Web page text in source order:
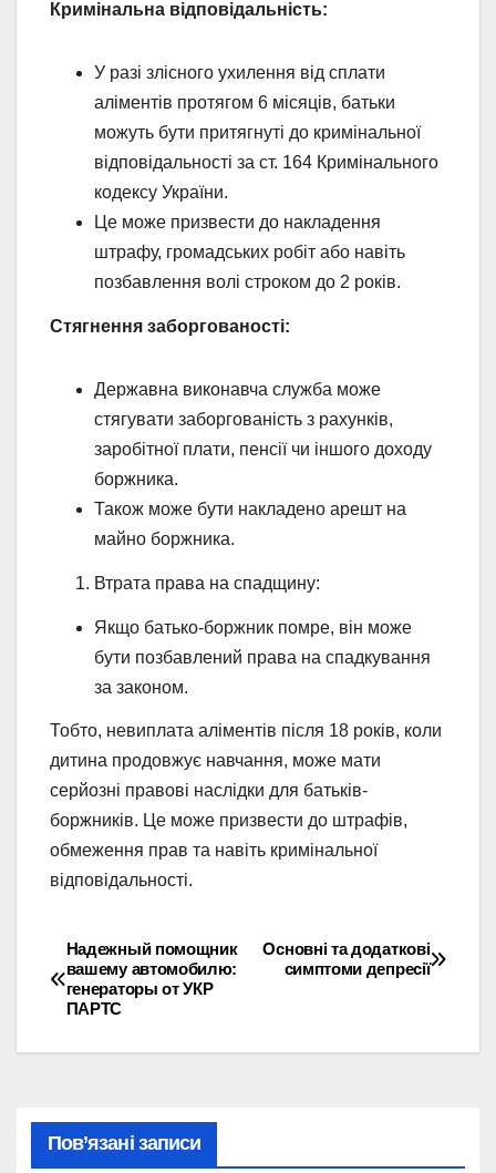
Кримінальна відповідальність:
У разі злісного ухилення від сплати
аліментів протягом 6 місяців, батьки
можуть бути притягнуті до кримінальної
відповідальності за ст. 164 Кримінального
кодексу України.
Це може призвести до накладення
штрафу, громадських робіт або навіть
позбавлення волі строком до 2 років.
Стягнення заборгованості:
Державна виконавча служба може
стягувати заборгованість з рахунків,
заробітної плати, пенсії чи іншого доходу
боржника.
Також може бути накладено арешт на
майно боржника.
Втрата права на спадщину:
Якщо батько-боржник помре, він може
бути позбавлений права на спадкування
за законом.
Тобто, невиплата аліментів після 18 років, коли
дитина продовжує навчання, може мати
серйозні правові наслідки для батьків-
боржників. Це може призвести до штрафів,
обмеження прав та навіть кримінальної
відповідальності.
Навігація
записів
Основні та додаткові
симптоми депресії
Надежный помощник
вашему автомобилю:
генераторы от УКР
ПАРТС
Пов’язані записи